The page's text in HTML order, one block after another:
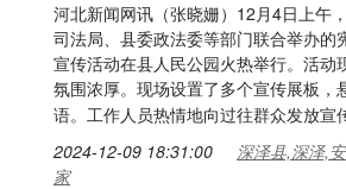
河北新闻网讯（张晓姗）12月4日上午
司法局、县委政法委等部门联合举办的
宣传活动在县人民公园火热举行。活动
氛围浓厚。现场设置了多个宣传展板，
语。工作人员热情地向过往群众发放宣
2024-12-09 18:31:00
深泽县,深泽,
家